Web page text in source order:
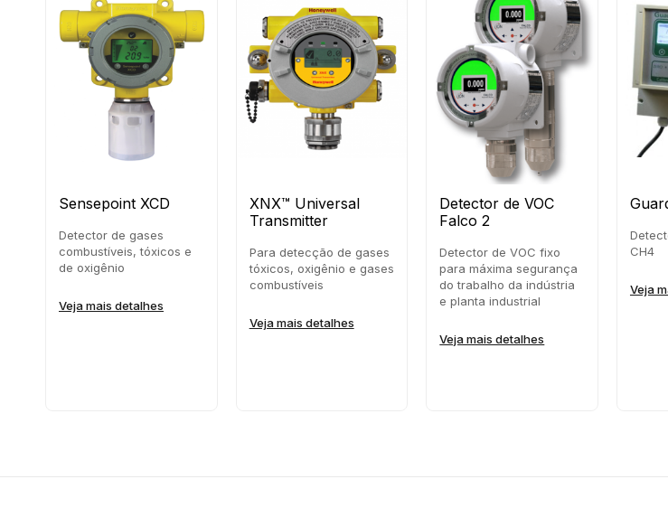
Sensepoint XCD
Detector de gases
combustíveis, tóxicos e
de oxigênio
Veja mais detalhes
XNX™ Universal
Transmitter
Para detecção de gases
tóxicos, oxigênio e gases
combustíveis
Veja mais detalhes
Detector de VOC
Falco 2
Detector de VOC fixo
para máxima segurança
do trabalho da indústria
e planta industrial
Veja mais detalhes
CH4
Veja